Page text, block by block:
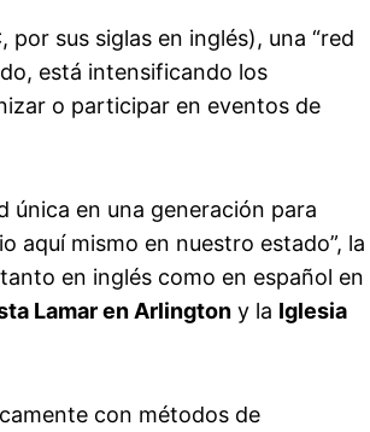
por sus siglas en inglés), una “red
está intensificando los
o participar en eventos de
única en una generación para
aquí mismo en nuestro estado”, la
en inglés como en español en
Lamar en Arlington y la Iglesia
con métodos de